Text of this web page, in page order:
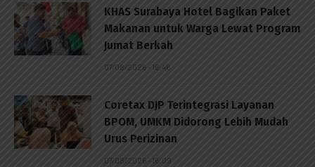
KHAS Surabaya Hotel Bagikan Paket
Makanan untuk Warga Lewat Program
Jumat Berkah
07/08/2026 - 16:46
Coretax DJP Terintegrasi Layanan
BPOM, UMKM Didorong Lebih Mudah
Urus Perizinan
07/08/2026 - 16:09